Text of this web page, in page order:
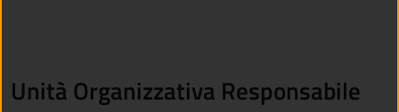
Unità Organizzativa Responsabile